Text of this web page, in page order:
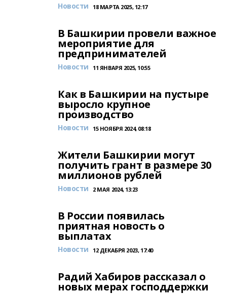
Новости 18 МАРТА 2025, 12:17
В Башкирии провели важное
мероприятие для
предпринимателей
Новости 11 ЯНВАРЯ 2025, 10:55
Как в Башкирии на пустыре
выросло крупное
производство
Новости 15 НОЯБРЯ 2024, 08:18
Жители Башкирии могут
получить грант в размере 30
миллионов рублей
Новости 2 МАЯ 2024, 13:23
В России появилась
приятная новость о
выплатах
Новости 12 ДЕКАБРЯ 2023, 17:40
Радий Хабиров рассказал о
новых мерах господдержки